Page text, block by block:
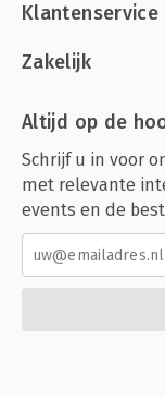
Klantenservice
Zakelijk
Altijd op de
Schrijf u in voor
met relevante
events en de